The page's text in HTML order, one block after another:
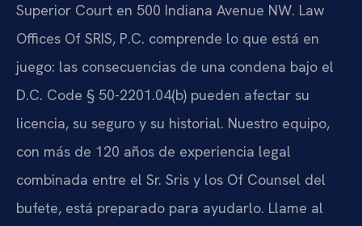
Superior Court en 500 Indiana Avenue NW. Law
Offices Of SRIS, P.C. comprende lo que está en
juego: las consecuencias de una condena bajo el
D.C. Code § 50-2201.04(b) pueden afectar su
licencia, su seguro y su historial. Nuestro equipo,
con más de 120 años de experiencia legal
combinada entre el Sr. Sris y los Of Counsel del
bufete, está preparado para ayudarlo. Llame al